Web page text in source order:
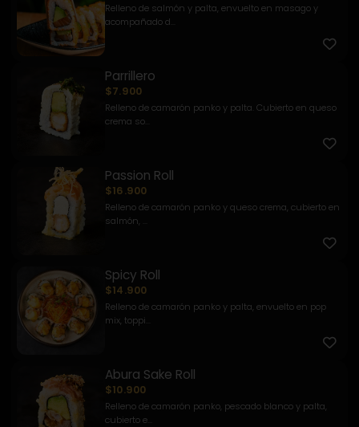
Relleno de salmón y palta, envuelto en masago y
acompañado d...
Parrillero
$7.900
Relleno de camarón panko y palta. Cubierto en queso
crema so...
Passion Roll
$16.900
Relleno de camarón panko y queso crema, cubierto en
salmón, ...
Spicy Roll
$14.900
Relleno de camarón panko y palta, envuelto en pop
mix, toppi...
Abura Sake Roll
$10.900
Relleno de camarón panko, pescado blanco y palta,
cubierto e...